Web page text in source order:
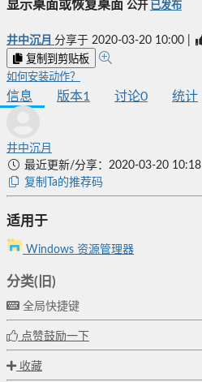
显示桌面或恢复桌面 公开 已发布
井中沉月 分享于 2020-03-20 10:00
复制到剪贴板
如何安装动作？
信息 版本1 讨论0 统计
井中沉月
最近更新/分享：2020-03-20 10:18
复制Ta的推荐码
适用于
Windows 资源管理器
分类(旧)
全局快捷键
点赞鼓励一下
收藏